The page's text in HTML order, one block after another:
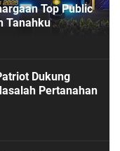
Top Public
Tanahku
Dukung
Pertanahan